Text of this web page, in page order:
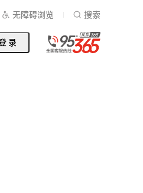
无障碍浏览 搜索
录